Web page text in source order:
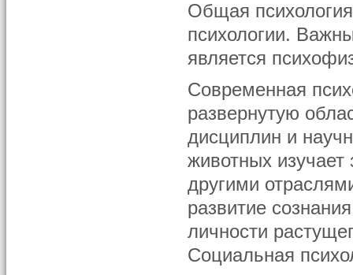
Общая
психологии.
является
Современная
развернутую
дисциплин и
животных изучает
другими
развитие
личности
Социальная